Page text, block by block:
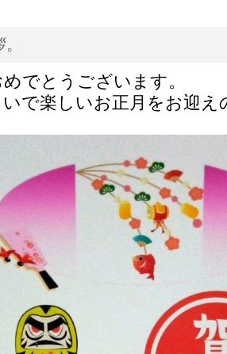
で
す。
は
でとうございます。
で楽しいお正月をお迎え